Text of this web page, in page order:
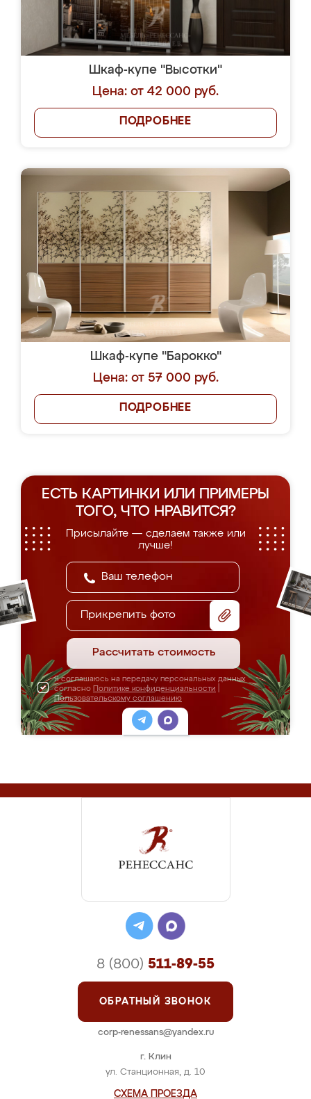
Шкаф-купе "Высотки"
Цена: от 42 000 руб.
ПОДРОБНЕЕ
Шкаф-купе "Барокко"
Цена: от 57 000 руб.
ПОДРОБНЕЕ
ЕСТЬ КАРТИНКИ ИЛИ ПРИМЕРЫ
ТОГО, ЧТО НРАВИТСЯ?
Присылайте — сделаем также или
лучше!
Прикрепить фото
Рассчитать стоимость
Я соглашаюсь на передачу персональных данных
согласно Политике конфиденциальности
Пользовательскому соглашению
г. Клин
ул. Станционная, д. 10
СХЕМА ПРОЕЗДА
8 (800) 511-89-55
ОБРАТНЫЙ ЗВОНОК
corp-renessans@yandex.ru